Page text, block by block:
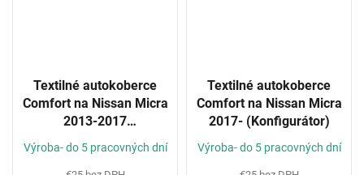
Textilné autokoberce
Comfort na Nissan Micra
2013-2017
Výroba- do 5 pracovných dní
Textilné autokoberce
Comfort na Nissan Micra
2017- (Konfigurátor)
Výroba- do 5 pracovných dní